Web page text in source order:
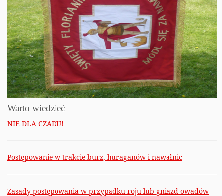
Warto wiedzieć
NIE DLA CZADU!
Postępowanie w trakcie burz, huraganów i nawałnic
Zasady postępowania w przypadku roju lub gniazd owadów